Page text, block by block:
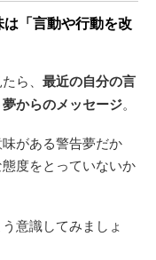
「言動や行動を改
ら、 最近の自分の言
からのメッセージ。
がある警告夢だか
度をとっていないか
意識してみましょ